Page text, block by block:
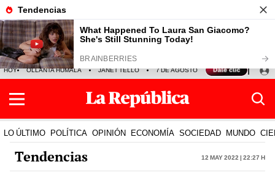
HOY OLLANTA HUMALA JANET TELLO 7 DE AGOSTO TINKA RESULTADOS
LO ÚLTIMO POLÍTICA OPINIÓN ECONOMÍA SOCIEDAD MUNDO
Tendencias 12 May 2022 | 22:27 h